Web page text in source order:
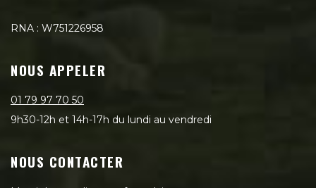
RNA : W751226958
NOUS APPELER
01 79 97 70 50
9h30-12h et 14h-17h du lundi au vendredi
NOUS CONTACTER